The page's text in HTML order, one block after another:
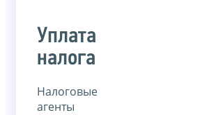
Уплата
налога
Налоговые
агенты